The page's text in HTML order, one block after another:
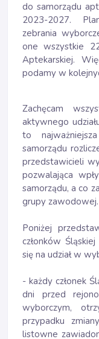
do samorządu
2023-2027.
zebrania
one wszystkie
Aptekarskiej.
podamy w
Zachęcam
aktywnego
to
samorządu
przedstawicieli
pozwalająca
samorządu, a co
grupy zawodowej.
Poniżej
członków
się na udział w
- każdy członek
dni przed
wyborczym,
przypadku
listowne